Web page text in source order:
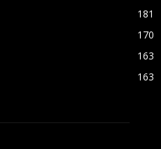
181
170
163
163